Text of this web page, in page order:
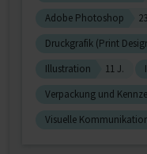
Adobe Photoshop
Druckgrafik (Print
Illustration
11 J.
Verpackung und
Visuelle